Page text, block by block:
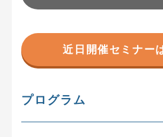
近日開催セミナー
プログラム